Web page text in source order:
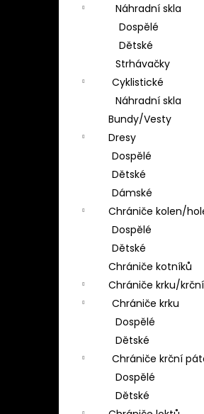
Náhradní skla
Dospělé
Dětské
Strhávačky
Cyklistické
Náhradní skla
Bundy/Vesty
Dresy
Dospělé
Dětské
Dámské
Chrániče kolen/
Dospělé
Dětské
Chrániče kotníků
Chrániče krku/
Chrániče krku
Dospělé
Dětské
Chrániče krční
Dospělé
Dětské